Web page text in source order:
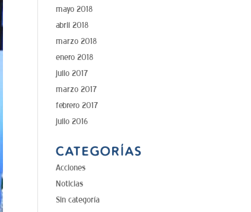
mayo 2018
abril 2018
marzo 2018
enero 2018
julio 2017
marzo 2017
febrero 2017
julio 2016
CATEGORÍAS
Acciones
Noticias
Sin categoría